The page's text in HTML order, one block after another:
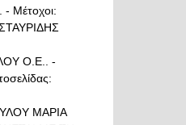
Μέτοχοι:
Ο.Ε.. -
ΜΑΡΙΑ